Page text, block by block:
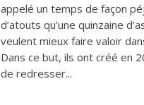
appelé un temps de façon
d’atouts qu’une quinzaine
veulent mieux faire valoir
Dans ce but, ils ont créé en
de redresser...